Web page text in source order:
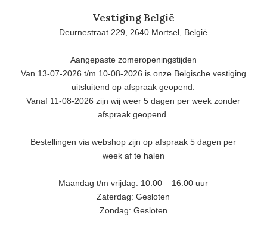
Vestiging België
Deurnestraat 229, 2640 Mortsel, België
Aangepaste zomeropeningstijden
Van 13-07-2026 t/m 10-08-2026 is onze Belgische vestiging
uitsluitend op afspraak geopend.
Vanaf 11-08-2026 zijn wij weer 5 dagen per week zonder
afspraak geopend.
Bestellingen via webshop zijn op afspraak 5 dagen per
week af te halen
Maandag t/m vrijdag: 10.00 – 16.00 uur
Zaterdag: Gesloten
Zondag: Gesloten